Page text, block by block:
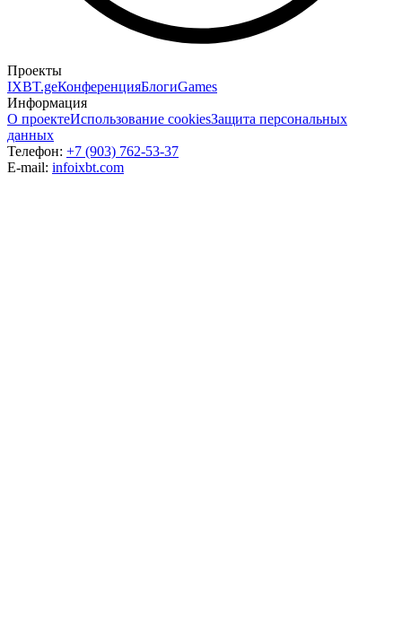
Проекты
IXBT.geКонференцияБлогиGames
Информация
О проектеИспользование cookiesЗащита персональных
данных
Телефон: +7 (903) 762-53-37
E-mail: infoixbt.com